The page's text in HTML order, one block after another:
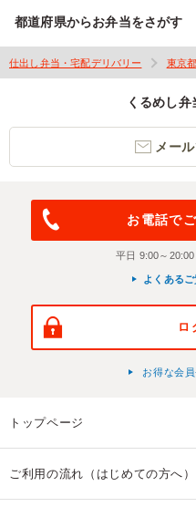
都道府県からお弁当をさがす
仕出し弁当・宅配デリバリー 東京都
くるめし
メー
お電話で
平日 9:00～
よくある
ロ
お得な会
トップページ
ご利用の流れ（はじめての方へ）